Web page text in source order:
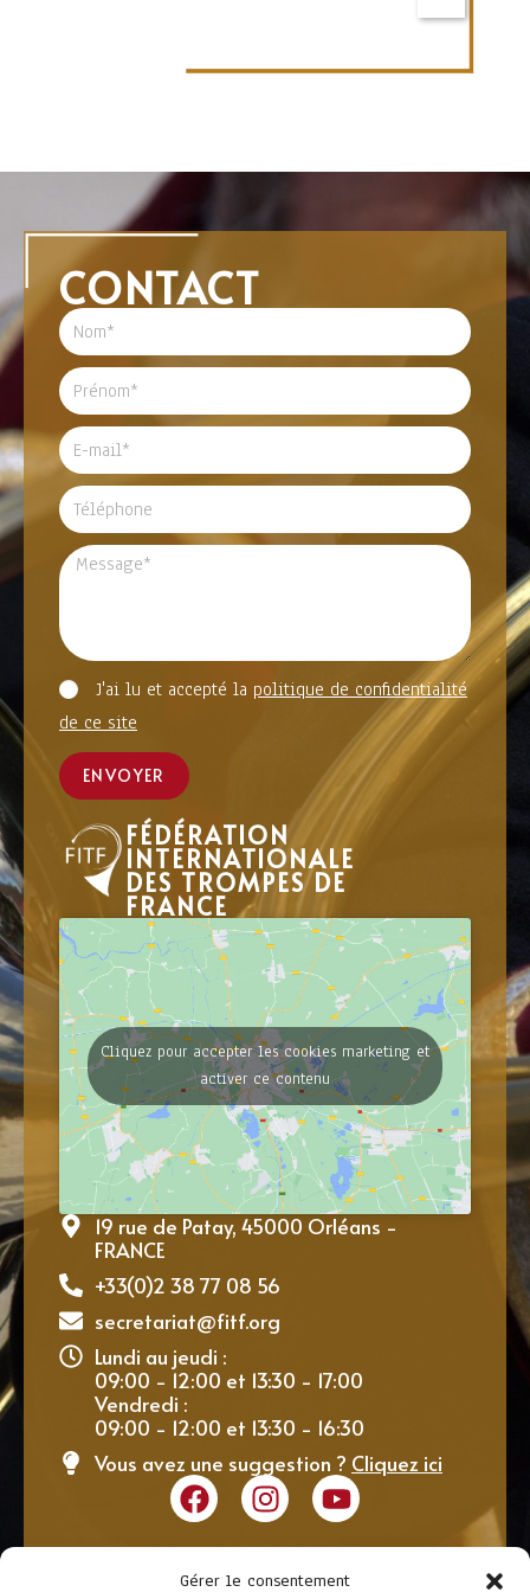
Gérer le consentement
CONTACT
J'ai lu et accepté la politique de confidentialité
de ce site
ENVOYER
FÉDÉRATION
INTERNATIONALE
DES TROMPES DE
FRANCE
Cliquez pour accepter les cookies marketing et
activer ce contenu
19 rue de Patay, 45000 Orléans -
FRANCE
+33(0)2 38 77 08 56
secretariat@fitf.org
Lundi au jeudi :
09:00 - 12:00 et 13:30 - 17:00
Vendredi :
09:00 - 12:00 et 13:30 - 16:30
Vous avez une suggestion ? Cliquez ici